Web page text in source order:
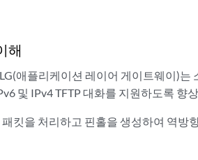
해
애플리케이션 레이어 게이트웨이)는
및 IPv4 TFTP 대화를 지원하도록 향
킷을 처리하고 핀홀을 생성하여 역방